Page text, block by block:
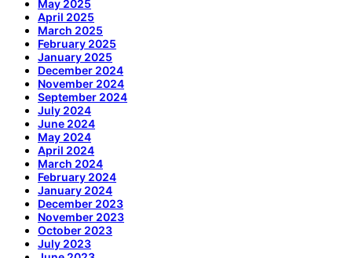
May 2025
April 2025
March 2025
February 2025
January 2025
December 2024
November 2024
September 2024
July 2024
June 2024
May 2024
April 2024
March 2024
February 2024
January 2024
December 2023
November 2023
October 2023
July 2023